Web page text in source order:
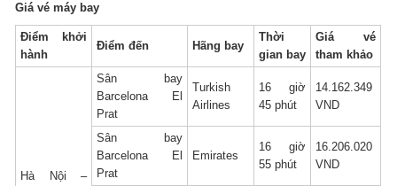
Giá vé máy bay
Điểm khởi
hành
Điểm đến Hãng bay
Thời
gian bay
Giá vé
tham khảo
Hà Nội –
Sân bay
Barcelona El
Prat
Turkish
Airlines
16 giờ
45 phút
14.162.349
VND
Sân bay
Barcelona El
Prat
Emirates
16 giờ
55 phút
16.206.020
VND